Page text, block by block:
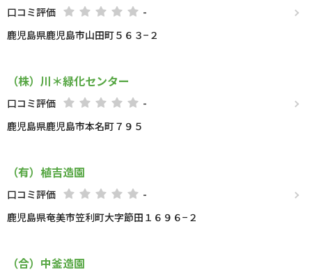
口コミ評価
-
鹿児島県鹿児島市山田町５６３−２
（株）川＊緑化センター
口コミ評価
-
鹿児島県鹿児島市本名町７９５
（有）植吉造園
口コミ評価
-
鹿児島県奄美市笠利町大字節田１６９６−２
（合）中釜造園